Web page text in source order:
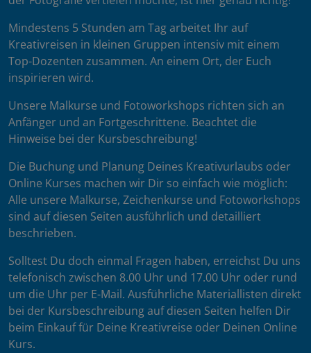
Mindestens 5 Stunden am Tag arbeitet Ihr auf
Kreativreisen in kleinen Gruppen intensiv mit einem
Top-Dozenten zusammen. An einem Ort, der Euch
inspirieren wird.
Unsere Malkurse und Fotoworkshops richten sich an
Anfänger und an Fortgeschrittene. Beachtet die
Hinweise bei der Kursbeschreibung!
Die Buchung und Planung Deines Kreativurlaubs oder
Online Kurses machen wir Dir so einfach wie möglich:
Alle unsere Malkurse, Zeichenkurse und Fotoworkshops
sind auf diesen Seiten ausführlich und detailliert
beschrieben.
Solltest Du doch einmal Fragen haben, erreichst Du uns
telefonisch zwischen 8.00 Uhr und 17.00 Uhr oder rund
um die Uhr per E-Mail. Ausführliche Materiallisten direkt
bei der Kursbeschreibung auf diesen Seiten helfen Dir
beim Einkauf für Deine Kreativreise oder Deinen Online
Kurs.